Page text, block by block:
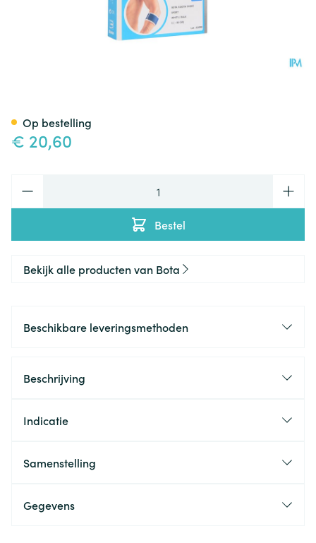
€ 20,60
Bestel
Op bestelling
Bekijk alle producten van Bota
Beschikbare leveringsmethoden
Beschrijving
Indicatie
Samenstelling
Gegevens